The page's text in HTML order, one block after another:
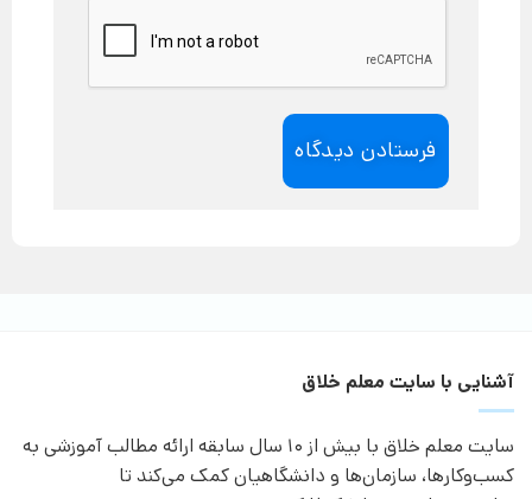
آشنایی با سایت معلم خلاق
سایت معلم خلاق با بیش از 10 سال سابقه ارائه مطالب آموزشی به
کسب‌وکارها، سازمان‌ها و دانشگاهیان کمک می‌کند تا